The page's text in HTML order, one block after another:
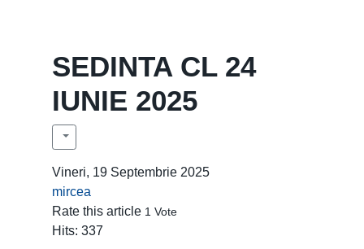
SEDINTA CL 24
IUNIE 2025
Vineri, 19 Septembrie 2025
mircea
Rate this article 1 Vote
Hits: 337